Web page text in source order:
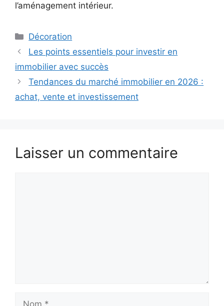
l’aménagement intérieur.
Catégories
Décoration
Les points essentiels pour investir en
immobilier avec succès
Tendances du marché immobilier en 2026 :
achat, vente et investissement
Laisser un commentaire
Nom